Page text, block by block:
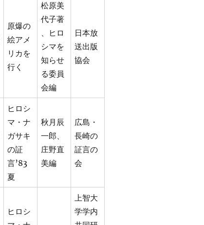
原爆の
絵アメ
リカを
行く
松原美
代子著
、ヒロ
シマを
知らせ
る委員
会編
日本放
送出版
協会
ヒロシ
マ・ナ
ガサキ
の証
言’83
夏
秋月辰
一郎、
庄野直
美編
広島・
長崎の
証言の
会
ヒロシ
上智大
学学内